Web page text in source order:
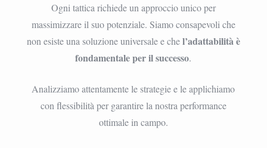
Ogni tattica richiede un approccio unico per
massimizzare il suo potenziale. Siamo consapevoli che
non esiste una soluzione universale e chel’adattabilità è
fondamentale per il successo.
Analizziamo attentamente le strategie e le applichiamo
con flessibilità per garantire la nostra performance
ottimale in campo.